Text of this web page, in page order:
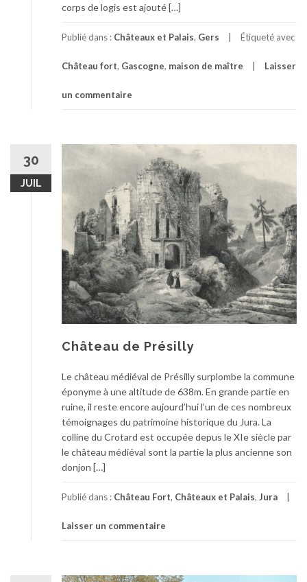
corps de logis est ajouté […]
Publié dans : Châteaux et Palais, Gers Étiqueté avec
Château fort, Gascogne, maison de maître Laisser
un commentaire
30
JUIL
Château de Présilly
Le château médiéval de Présilly surplombe la commune
éponyme à une altitude de 638m. En grande partie en
ruine, il reste encore aujourd’hui l’un de ces nombreux
témoignages du patrimoine historique du Jura. La
colline du Crotard est occupée depus le XIe siècle par
le château médiéval sont la partie la plus ancienne son
donjon […]
Publié dans : Château Fort, Châteaux et Palais, Jura
Laisser un commentaire